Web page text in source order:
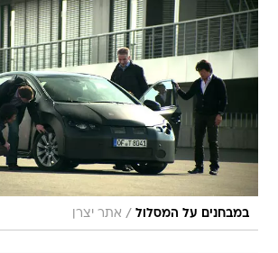
במבחנים על המסלול / אתר יצרן